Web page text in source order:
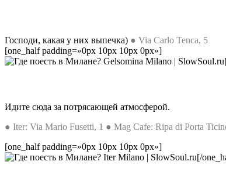
Господи, какая у них выпечка) ● Via Carlo Tenca, 5
[one_half padding=»0px 10px 10px 0px»]
Идите сюда за потрясающей атмосферой.
● Iter: Via Mario Fusetti, 1 ● Mag Cafe: Ripa di Porta
[one_half padding=»0px 10px 10px 0px»]
[/